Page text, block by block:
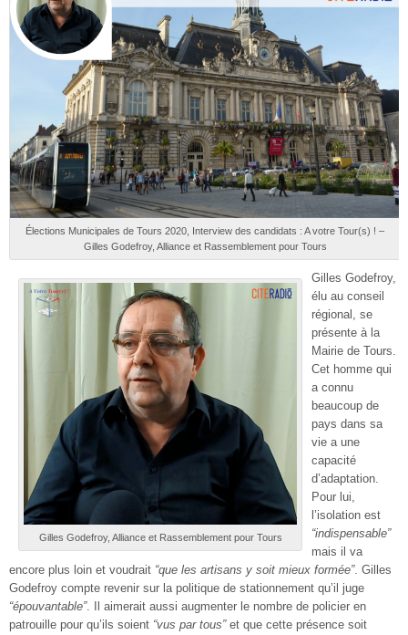
Élections Municipales de Tours 2020, Interview des candidats : A votre Tour(s) ! –
Gilles Godefroy, Alliance et Rassemblement pour Tours
Gilles Godefroy, Alliance et Rassemblement pour Tours
Gilles Godefroy,
élu au conseil
régional, se
présente à la
Mairie de Tours.
Cet homme qui
a connu
beaucoup de
pays dans sa
vie a une
capacité
d’adaptation.
Pour lui,
l’isolation est
“indispensable”
mais il va
encore plus loin et voudrait “que les artisans y soit mieux formée”. Gilles
Godefroy compte revenir sur la politique de stationnement qu’il juge
“épouvantable”. Il aimerait aussi augmenter le nombre de policier en
patrouille pour qu’ils soient “vus par tous”et que cette présence soit